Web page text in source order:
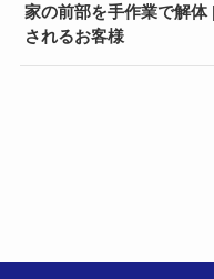
家の前部を手作業で解
されるお客様